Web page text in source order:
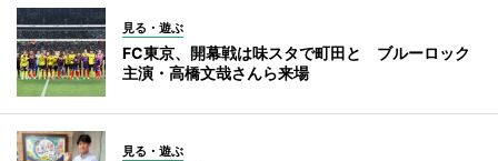
見る・遊ぶ
FC東京、開幕戦は味スタで町田と ブルーロック
主演・高橋文哉さんら来場
見る・遊ぶ